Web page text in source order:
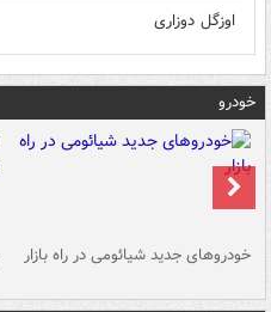
اوزگل دوزاری
خودرو
خودروهای جدید شیائومی در راه بازار